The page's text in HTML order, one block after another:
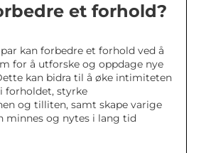
et forhold?
kan forbedre et forhold ved å
for å utforske og oppdage nye
kan bidra til å øke intimiteten
forholdet, styrke
og tilliten, samt skape varige
minnes og nytes i lang tid